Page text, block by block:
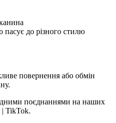
до різного стилю
повернення або обмін
поєднаннями на наших
| TikTok.